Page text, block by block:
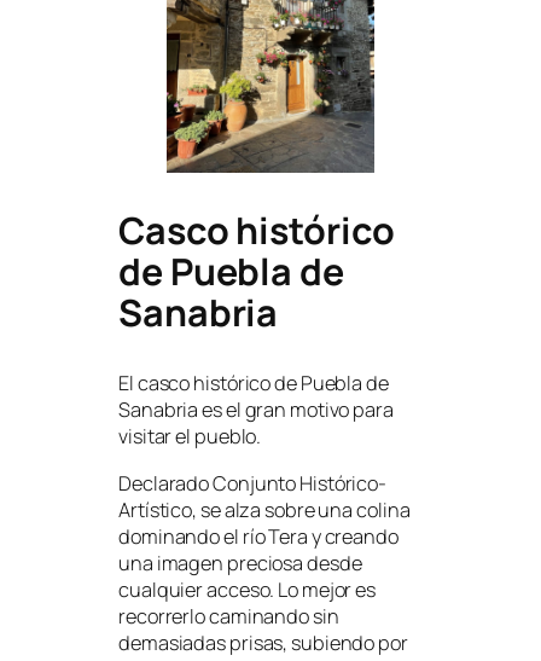
Casco histórico
de Puebla de
Sanabria
El casco histórico de Puebla de
Sanabria es el gran motivo para
visitar el pueblo.
Declarado Conjunto Histórico-
Artístico, se alza sobre una colina
dominando el río Tera y creando
una imagen preciosa desde
cualquier acceso. Lo mejor es
recorrerlo caminando sin
demasiadas prisas, subiendo por